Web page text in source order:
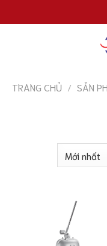
đến
TRANG CHỦ / SẢN